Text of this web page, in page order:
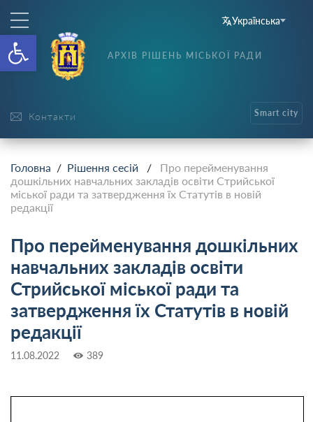
Відкрити Панель
Українська
Контакти
АРХІВ РІШЕНЬ МІСЬКОЇ РАДИ
Smart city
Головна / Рішення сесій / Про перейменування
дошкільних навчальних закладів освіти Стрийської
міської ради та затвердження їх Статутів в новій
редакції
Про перейменування дошкільних
навчальних закладів освіти
Стрийської міської ради та
затвердження їх Статутів в новій
редакції
11.08.2022 389